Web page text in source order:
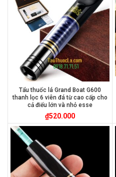
Tẩu thuốc lá Grand Boat G600
thanh lọc 6 viên đá từ cao cấp cho
cả điếu lớn và nhỏ esse
₫520.000